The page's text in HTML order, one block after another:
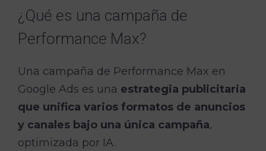
¿Qué es una campaña de
Performance Max?
Una campaña de Performance Max en
Google Ads es una estrategia publicitaria
que unifica varios formatos de anuncios
y canales bajo una única campaña,
optimizada por IA.